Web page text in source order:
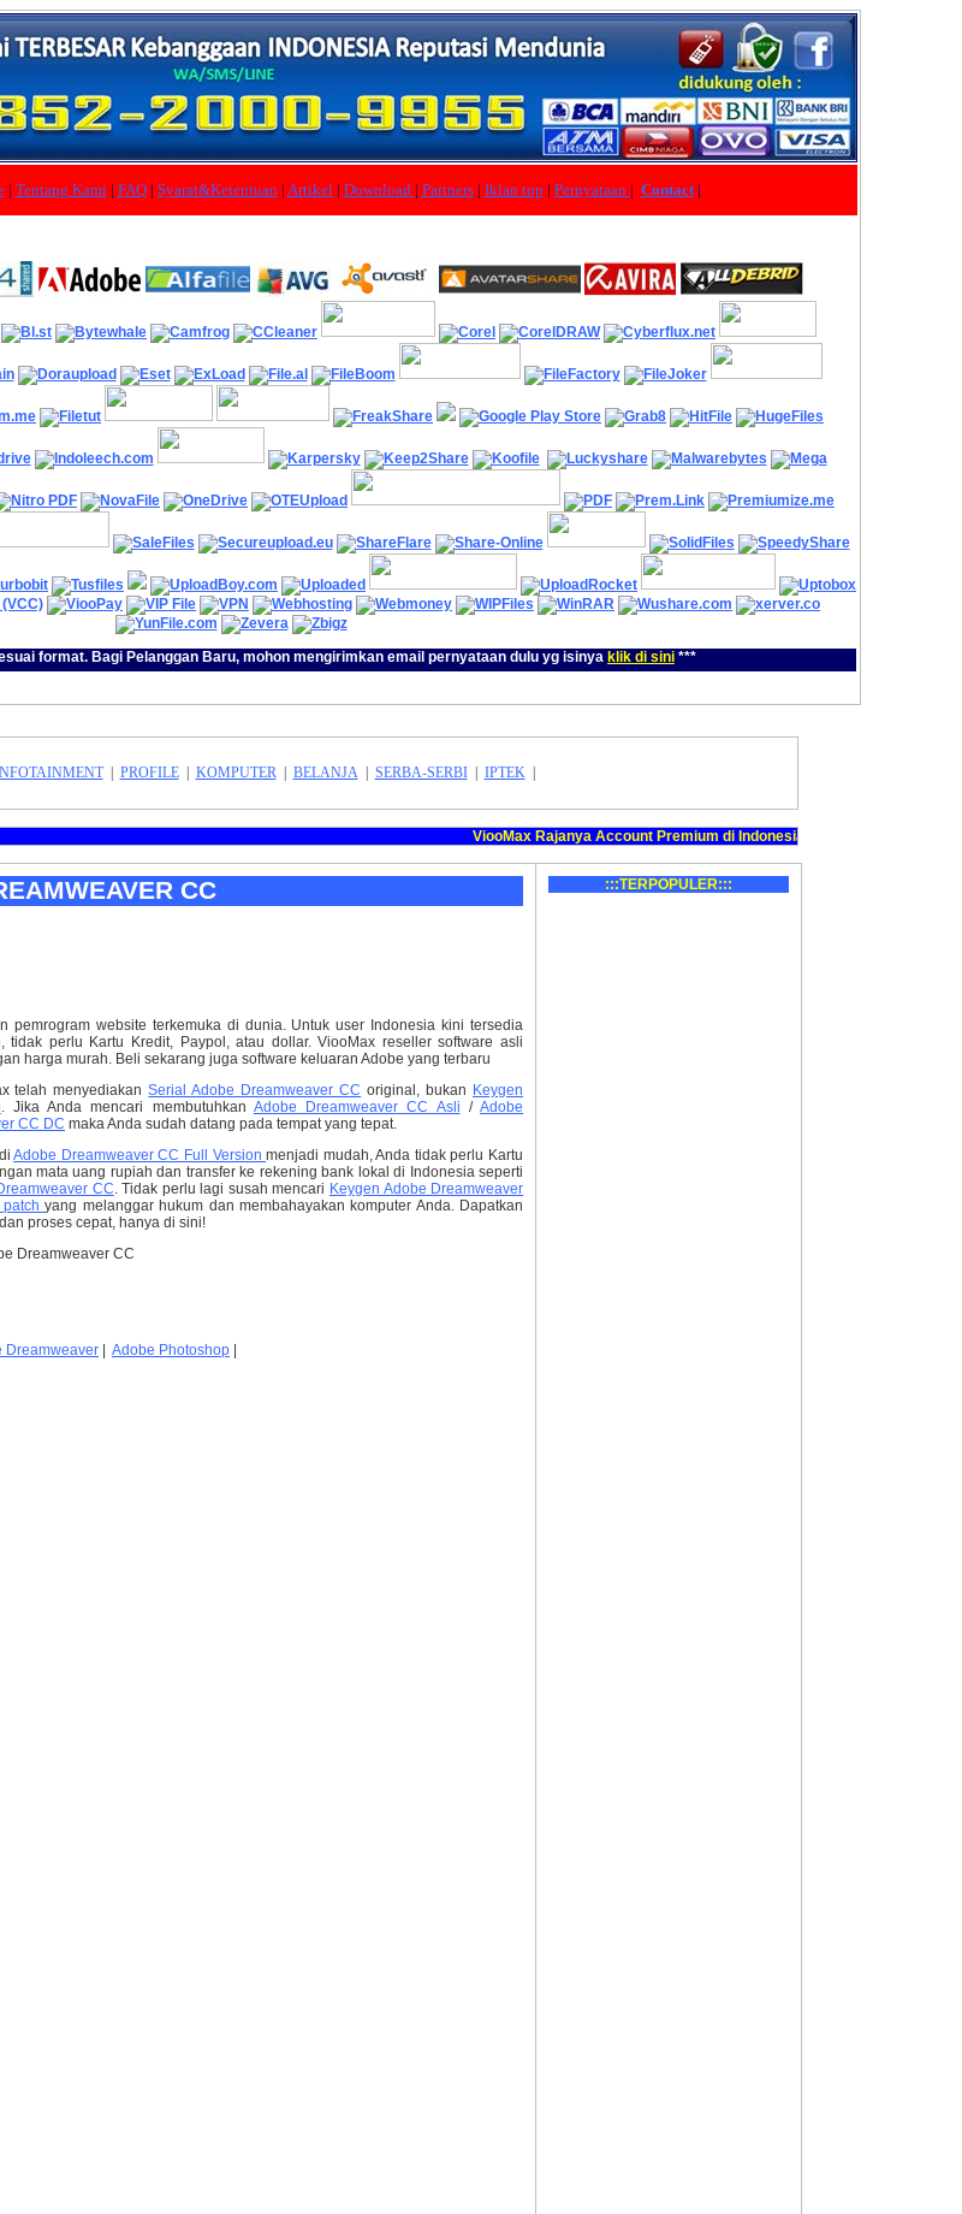
| Tentang Kami| FAQ| Syarat&Ketentuan| Artikel| Download | Partners| Iklan top | Pernyataan | Contact|
format. Bagi Pelanggan Baru, mohon mengirimkan email pernyataan dulu yg isinya klik di sini ***
| PROFILE| KOMPUTER| BELANJA| SERBA-SERBI| IPTEK|
ViooMax Rajanya Account Premium di Indonesia, menjual account Premium
CC
pemrogram website terkemuka di dunia. Untuk user Indonesia kini tersedia
perlu Kartu Kredit, Paypol, atau dollar. ViooMax reseller software asli
harga murah. Beli sekarang juga software keluaran Adobe yang terbaru
telah menyediakanSerial Adobe Dreamweaver CC original, bukan Keygen
. Jika Anda mencari membutuhkan Adobe Dreamweaver CC Asli /Adobe
CC DC maka Anda sudah datang pada tempat yang tepat.
Adobe Dreamweaver CC Full Versionmenjadi mudah, Anda tidak perlu Kartu
mata uang rupiah dan transfer ke rekening bank lokal di Indonesia seperti
CC. Tidak perlu lagi susah mencari Keygen Adobe Dreamweaver
patchyang melanggar hukum dan membahayakan komputer Anda. Dapatkan
proses cepat, hanya di sini!
Dreamweaver Adobe Photoshop
:::TERPOPULER:::